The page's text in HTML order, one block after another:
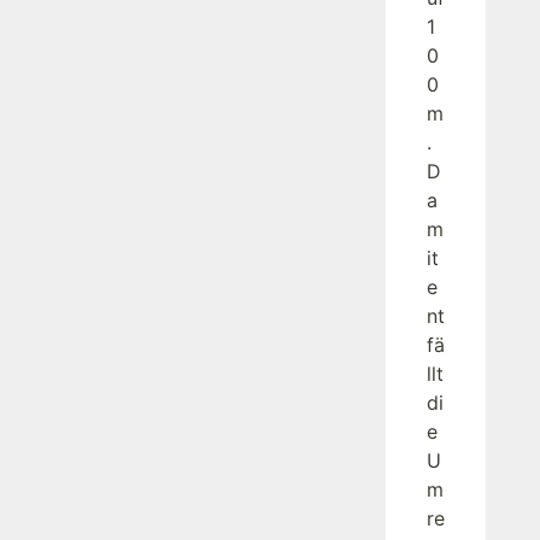
1
0
0
m
.
D
a
m
it
e
nt
fä
llt
di
e
U
m
re